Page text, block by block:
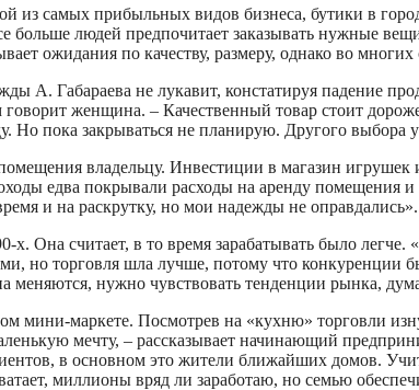
из самых прибыльных видов бизнеса, бутики в
больше людей предпочитает заказывать нужные
ожидания по качеству, размеру, однако во многих
А. Габараева не лукавит, констатируя падение
говорит женщина. – Качественный товар стоит
пока закрываться не планирую. Другого выбора
владельцу. Инвестиции в магазин
едва покрывали расходы на аренду помещения и
и на раскрутку, но мои надежды не оправдались».
х. Она считает, в то время зарабатывать было
но торговля шла лучше, потому что
нужно чувствовать тенденции рынка,
маркете. Посмотрев на «кухню» торговли
мечту, – рассказывает начинающий
в основном это жители ближайших домов.
миллионы вряд ли заработаю, но семью